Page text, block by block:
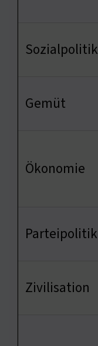
Sozialpolitik
Gemüt
Ökonomie
Parteipolitik
Zivilisation